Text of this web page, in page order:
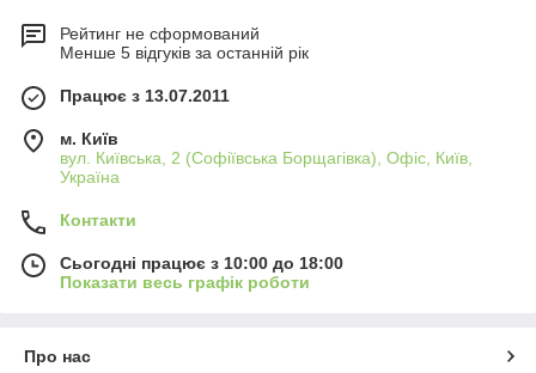
Рейтинг не сформований
Менше 5 відгуків за останній рік
Працює з 13.07.2011
м. Київ
вул. Київська, 2 (Софіївська Борщагівка), Офіс, Київ,
Україна
Контакти
Сьогодні працює з 10:00 до 18:00
Показати весь графік роботи
Про нас